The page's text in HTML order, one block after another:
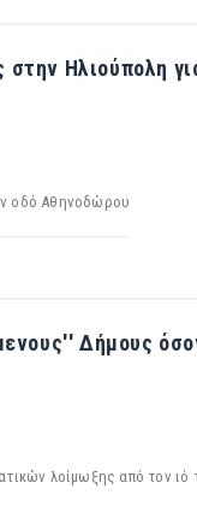
Ηλιούπολη
οδό Αθηνοδώρου
Δήμους
λοίμωξης από τον